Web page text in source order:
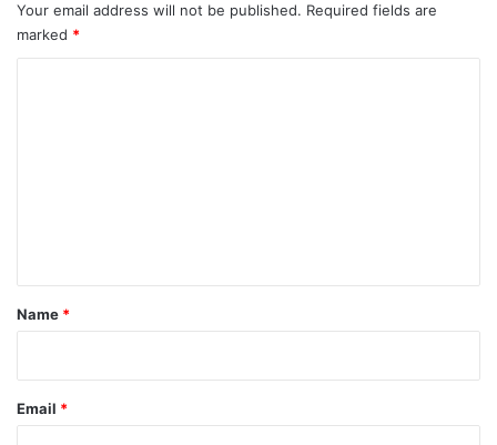
Your email address will not be published. Required fields are
marked *
*
Name *
Email *